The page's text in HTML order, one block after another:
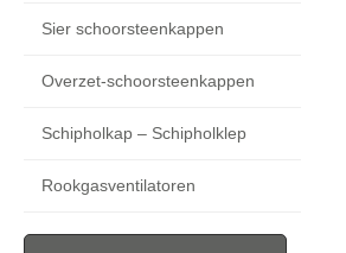
Sier schoorsteenkappen
Overzet-schoorsteenkappen
Schipholkap – Schipholklep
Rookgasventilatoren